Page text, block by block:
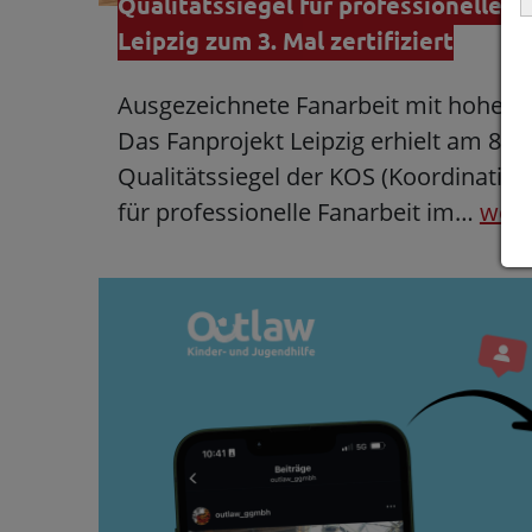
Leipzig zum 3. Mal zertifiziert
Ausgezeichnete Fanarbeit mit hohen
Das Fanprojekt Leipzig erhielt am 8.
Qualitätssiegel der KOS
für professionelle Fanarbeit im…